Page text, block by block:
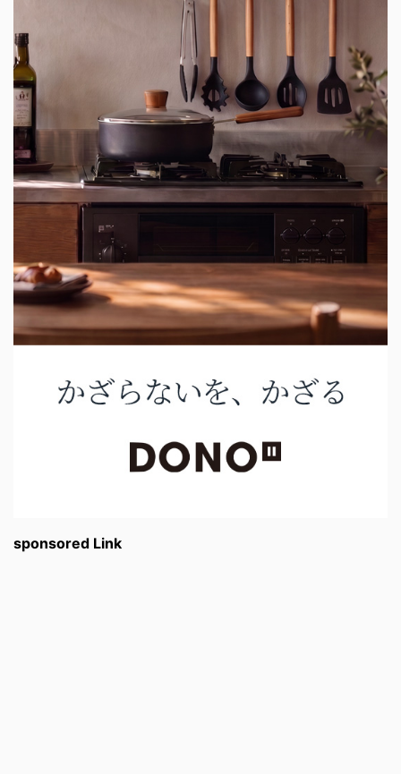
sponsored Link